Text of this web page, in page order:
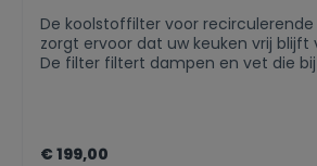
De koolstoffilter voor
zorgt ervoor dat uw keuken vrij blijft
De filter filtert dampen en vet die
€ 199,00